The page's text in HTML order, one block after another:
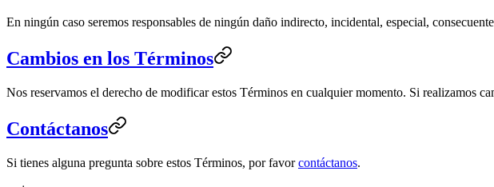
En ningún caso seremos responsables de ningún daño indirecto, incidental, especial,
Cambios en los Términos
Nos reservamos el derecho de modificar estos Términos en cualquier momento. Si realizamos
Contáctanos
Si tienes alguna pregunta sobre estos Términos, por favorcontáctanos.